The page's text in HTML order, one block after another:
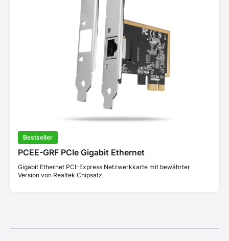
Bestseller
PCEE-GRF PCIe Gigabit Ethernet
Gigabit Ethernet PCI-Express Netzwerkkarte mit bewährter
Version von Realtek Chipsatz.